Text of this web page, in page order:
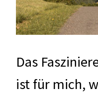
Das
ist für mich,